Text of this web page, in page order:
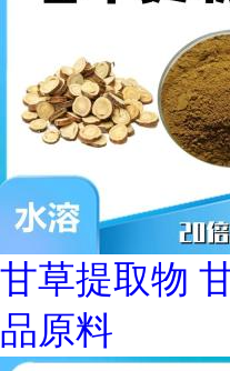
甘草提取物
品原料